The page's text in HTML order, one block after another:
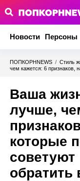
Новости Персоны
ПОПКОРНNEWS / Стиль
чем кажется: 6 признаков,
Ваша
лучше,
которые
советуют
обратить